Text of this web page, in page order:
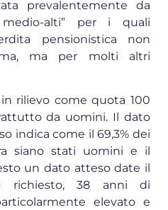
prevalentemente da
alti” per i quali
pensionistica non
ma per molti altri
rilievo come quota 100
da uomini. Il dato
indica come il 69,3% dei
siano stati uomini e il
un dato atteso date il
richiesto, 38 anni di
elevato e